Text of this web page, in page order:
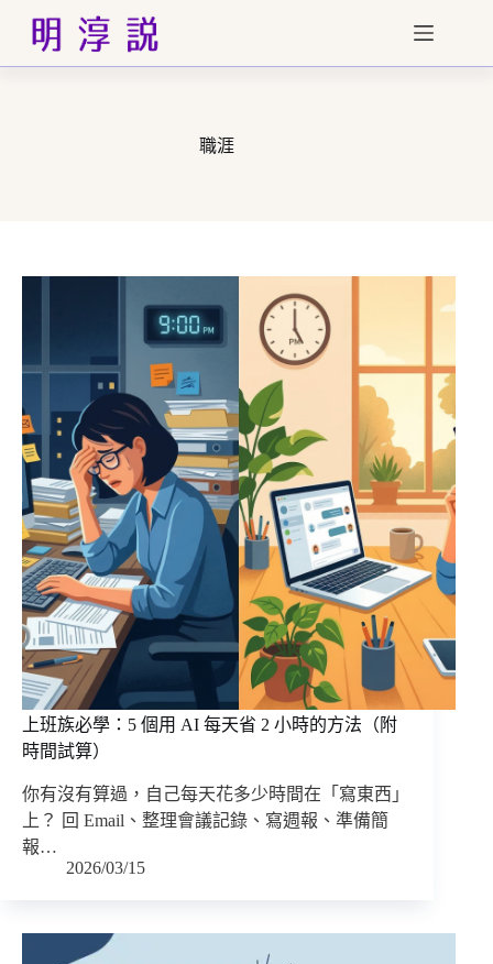
主
職涯
上班族必學：5 個用 AI 每天省 2 小時的方法（附
時間試算）
你有沒有算過，自己每天花多少時間在「寫東西」
上？ 回 Email、整理會議記錄、寫週報、準備簡
報…
2026/03/15